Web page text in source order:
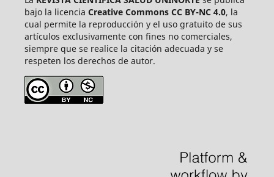
bajo la licencia Creative Commons CC BY-NC 4.0, la
cual permite la reproducción y el uso gratuito de sus
artículos exclusivamente con fines no comerciales,
siempre que se realice la citación adecuada y se
respeten los derechos de autor.